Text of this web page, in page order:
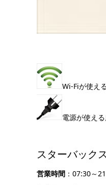
Wi-Fiが使え
電源が使え
スターバック
営業時間 ：07:30～